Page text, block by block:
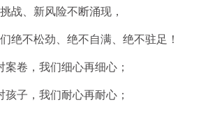
战、新风险不断涌现，
绝不松劲、绝不自满、绝不驻足！
案卷，我们细心再细心；
孩子，我们耐心再耐心；